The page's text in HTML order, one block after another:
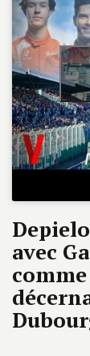
avec